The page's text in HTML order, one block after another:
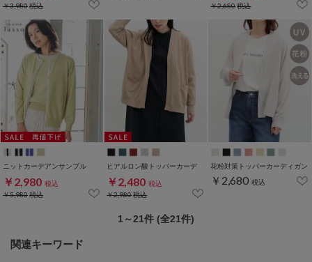
￥3,980税込
￥2,680税込
ニットカーデアンサンブル
￥2,980 税込
￥5,980税込
ヒアルロン酸トッパーカーデ
￥2,480 税込
￥2,980税込
花粉対策トッパーカーディガン
￥2,680 税込
1～21件 (全21件)
関連キーワード